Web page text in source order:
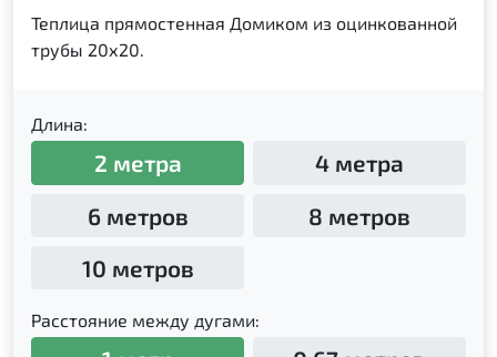
Теплица прямостенная Домиком из оцинкованной
трубы 20х20.
Длина:
2 метра
4 метра
6 метров
8 метров
10 метров
Расстояние между дугами: